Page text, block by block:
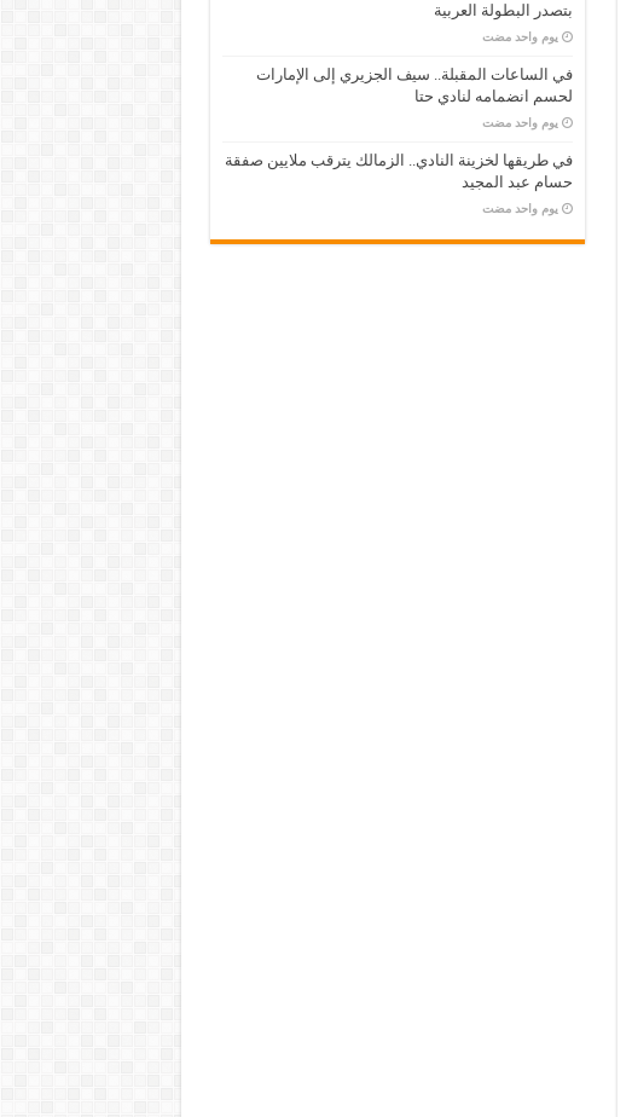
بتصدر البطولة العربية
‏يوم واحد مضت
في الساعات المقبلة.. سيف الجزيري إلى الإمارات
لحسم انضمامه لنادي حتا
‏يوم واحد مضت
في طريقها لخزينة النادي.. الزمالك يترقب ملايين صفقة
حسام عبد المجيد
‏يوم واحد مضت